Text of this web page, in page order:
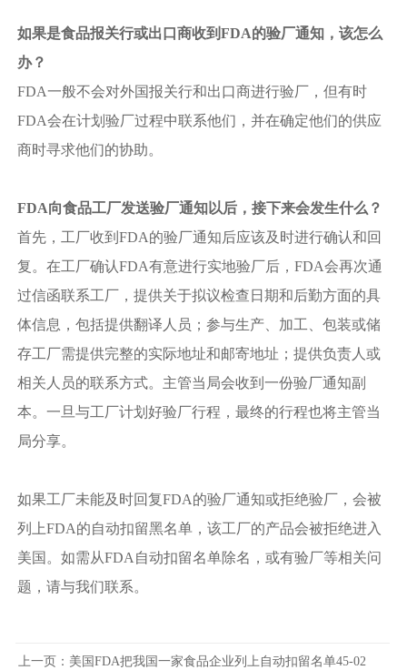
如果是食品报关行或出口商收到FDA的验厂通知，该怎么
办？
FDA一般不会对外国报关行和出口商进行验厂，但有时
FDA会在计划验厂过程中联系他们，并在确定他们的供应
商时寻求他们的协助。
FDA向食品工厂发送验厂通知以后，接下来会发生什么？
首先，工厂收到FDA的验厂通知后应该及时进行确认和回
复。在工厂确认FDA有意进行实地验厂后，FDA会再次通
过信函联系工厂，提供关于拟议检查日期和后勤方面的具
体信息，包括提供翻译人员；参与生产、加工、包装或储
存工厂需提供完整的实际地址和邮寄地址；提供负责人或
相关人员的联系方式。主管当局会收到一份验厂通知副
本。一旦与工厂计划好验厂行程，最终的行程也将主管当
局分享。
如果工厂未能及时回复FDA的验厂通知或拒绝验厂，会被
列上FDA的自动扣留黑名单，该工厂的产品会被拒绝进入
美国。如需从FDA自动扣留名单除名，或有验厂等相关问
题，请与我们联系。
上一页： 美国FDA把我国一家食品企业列上自动扣留名单45-02